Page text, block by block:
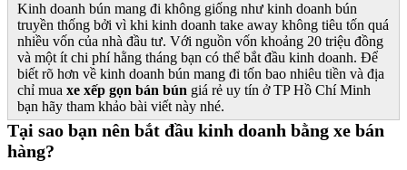
Kinh doanh bún mang đi không giống như kinh doanh bún
truyền thống bởi vì khi kinh doanh take away không tiêu tốn quá
nhiều vốn của nhà đầu tư. Với nguồn vốn khoảng 20 triệu đồng
và một ít chi phí hằng tháng bạn có thể bắt đầu kinh doanh. Để
biết rõ hơn về kinh doanh bún mang đi tốn bao nhiêu tiền và địa
chỉ mua xe xếp gọn bán bún giá rẻ uy tín ở TP Hồ Chí Minh
bạn hãy tham khảo bài viết này nhé.
Tại sao bạn nên bắt đầu kinh doanh bằng xe bán
hàng?